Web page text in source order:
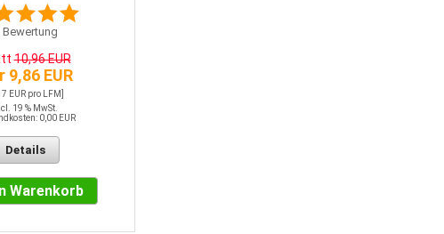
Bewertung
10,96 EUR
9,86 EUR
EUR pro LFM]
19 % MwSt.
0,00 EUR
Details
Warenkorb